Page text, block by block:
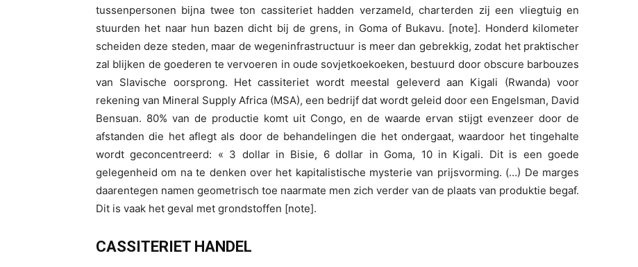
tussenpersonen bijna twee ton cassiteriet hadden verzameld, charterden zij een vliegtuig en
stuurden het naar hun bazen dicht bij de grens, in Goma of Bukavu. [note]. Honderd kilometer
scheiden deze steden, maar de wegeninfrastructuur is meer dan gebrekkig, zodat het praktischer
zal blijken de goederen te vervoeren in oude sovjetkoekoeken, bestuurd door obscure barbouzes
van Slavische oorsprong. Het cassiteriet wordt meestal geleverd aan Kigali (Rwanda) voor
rekening van Mineral Supply Africa (MSA), een bedrijf dat wordt geleid door een Engelsman, David
Bensuan. 80% van de productie komt uit Congo, en de waarde ervan stijgt evenzeer door de
afstanden die het aflegt als door de behandelingen die het ondergaat, waardoor het tingehalte
wordt geconcentreerd: « 3 dollar in Bisie, 6 dollar in Goma, 10 in Kigali. Dit is een goede
gelegenheid om na te denken over het kapitalistische mysterie van prijsvorming. (…) De marges
daarentegen namen geometrisch toe naarmate men zich verder van de plaats van produktie begaf.
Dit is vaak het geval met grondstoffen [note].
CASSITERIET HANDEL